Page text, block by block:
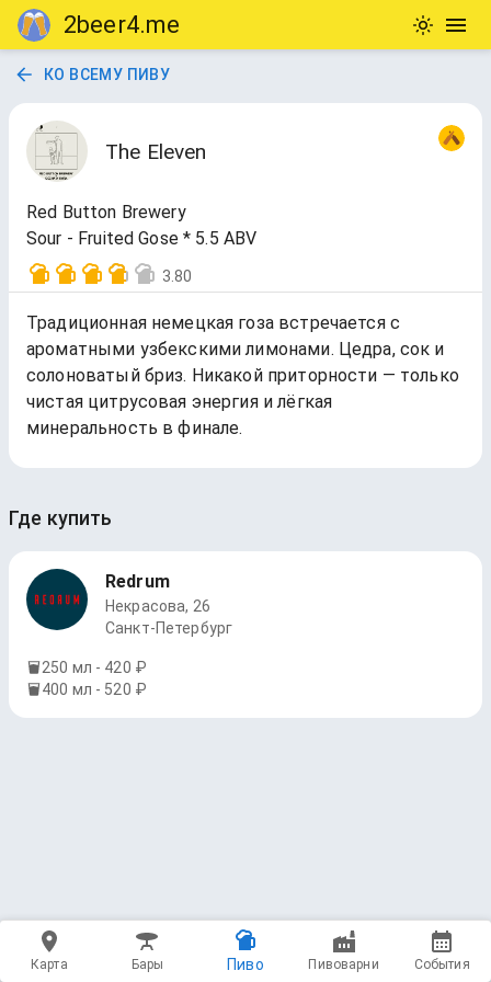
2beer4.me
КО ВСЕМУ ПИВУ
The Eleven
Red Button Brewery
Sour - Fruited Gose * 5.5 ABV
3.80
Традиционная немецкая гоза встречается с
ароматными узбекскими лимонами. Цедра, сок и
солоноватый бриз. Никакой приторности — только
чистая цитрусовая энергия и лёгкая
минеральность в финале.
Где купить
Redrum
Некрасова, 26
Санкт-Петербург
250 мл - 420 ₽
400 мл - 520 ₽
Карта Бары Пиво Пивоварни События